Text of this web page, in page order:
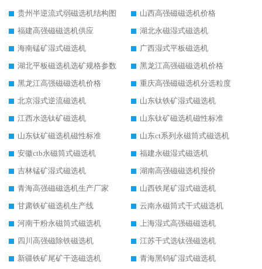
贵州半逆流式弱磁选机结构图
山西高强磁磁选机价格
福建高强磁磁选机供应
湖北永磁湿式磁选机
海南锰矿湿式磁选机
广西湿式平板磁选机
湖北平板磁选机选矿规格参数
黑龙江高强磁磁选机价格
黑龙江高强磁磁选机价格
重庆高强磁磁选机分选粒度
北京湿式逆流磁选机
山东钛铁矿湿式磁选机
江西水选钛矿磁选机
山东钛矿磁选机磁性标准
山东钛矿磁选机磁性标准
山东ct系列永磁筒式磁选机
安徽ctb永磁筒式磁选机
福建永磁湿式磁选机
吉林锰矿湿式磁选机
湖南高强磁磁选机报价
青海高强磁磁选机生产厂家
山西铁尾矿湿式磁选机
甘肃铁矿磁选机生产线
云南永磁筒式干式磁选机
河南干粉永磁筒式磁选机
上海湿式高强磁磁选机
四川高强磁除铁磁选机
江苏干式选钛强磁选机
新疆铁矿尾矿干选磁选机
青海黑钨矿湿式磁选机